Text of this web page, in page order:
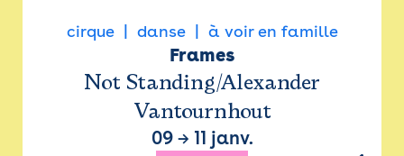
cirque danse à voir en famille
Frames
Not Standing/Alexander
Vantournhout
09→ 11 janv.